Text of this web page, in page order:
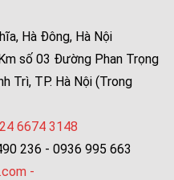
Hà Đông, Hà Nội
số 03 Đường Phan Trọng
Trì, TP. Hà Nội (Trong
6674 3148
236 - 0936 995 663
-